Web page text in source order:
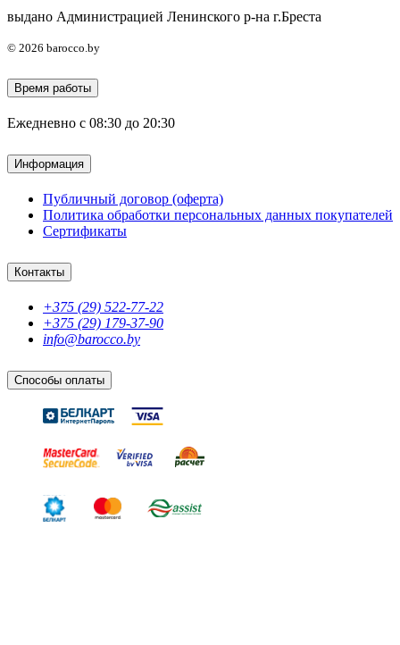
выдано Администрацией Ленинского р-на г.Бреста
© 2026 barocco.by
Время работы
Ежедневно с 08:30 до 20:30
Информация
Публичный договор (оферта)
Политика обработки персональных данных покупателей
Сертификаты
Контакты
+375 (29) 522-77-22
+375 (29) 179-37-90
info@barocco.by
Способы оплаты